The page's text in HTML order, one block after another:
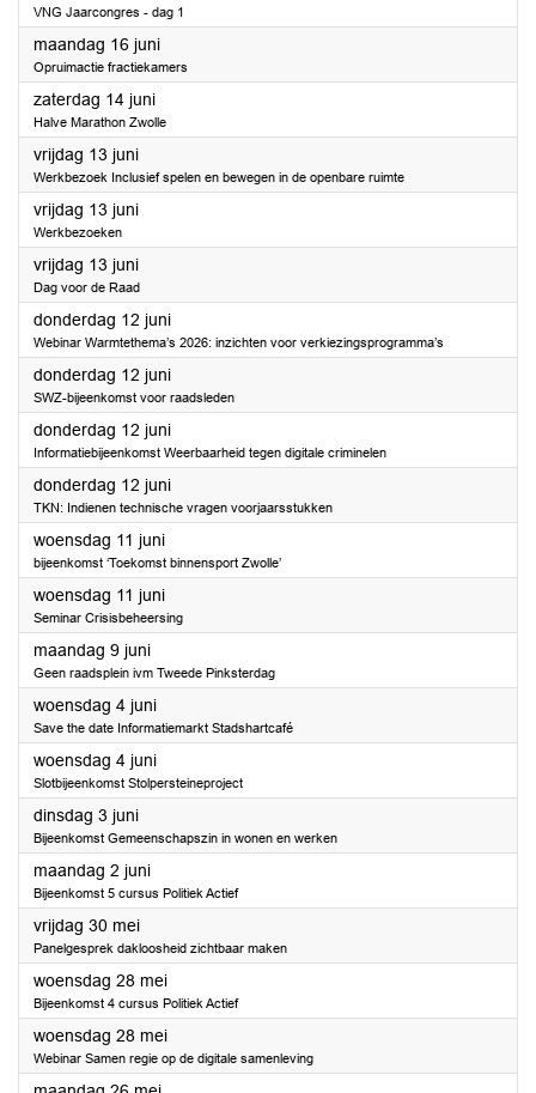
VNG Jaarcongres - dag 1
maandag 16 juni2025
Opruimactie fractiekamers
zaterdag 14 juni2025
Halve Marathon Zwolle
vrijdag 13 juni2025
Werkbezoek Inclusief spelen en bewegen in de openbare ruimte
vrijdag 13 juni2025
Werkbezoeken
vrijdag 13 juni2025
Dag voor de Raad
donderdag 12 juni2025
Webinar Warmtethema’s 2026: inzichten voor verkiezingsprogramma’s
donderdag 12 juni2025
SWZ-bijeenkomst voor raadsleden
donderdag 12 juni2025
Informatiebijeenkomst Weerbaarheid tegen digitale criminelen
donderdag 12 juni2025
TKN: Indienen technische vragen voorjaarsstukken
woensdag 11 juni2025
bijeenkomst ‘Toekomst binnensport Zwolle’
woensdag 11 juni2025
Seminar Crisisbeheersing
maandag 9 juni2025
Geen raadsplein ivm Tweede Pinksterdag
woensdag 4 juni2025
Save the date Informatiemarkt Stadshartcafé
woensdag 4 juni2025
Slotbijeenkomst Stolpersteineproject
dinsdag 3 juni2025
Bijeenkomst Gemeenschapszin in wonen en werken
maandag 2 juni2025
Bijeenkomst 5 cursus Politiek Actief
vrijdag 30 mei2025
Panelgesprek dakloosheid zichtbaar maken
woensdag 28 mei2025
Bijeenkomst 4 cursus Politiek Actief
woensdag 28 mei2025
Webinar Samen regie op de digitale samenleving